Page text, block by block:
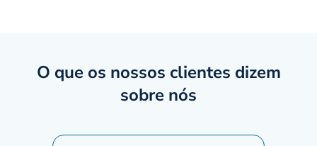
O que os nossos clientes dizem
sobre nós